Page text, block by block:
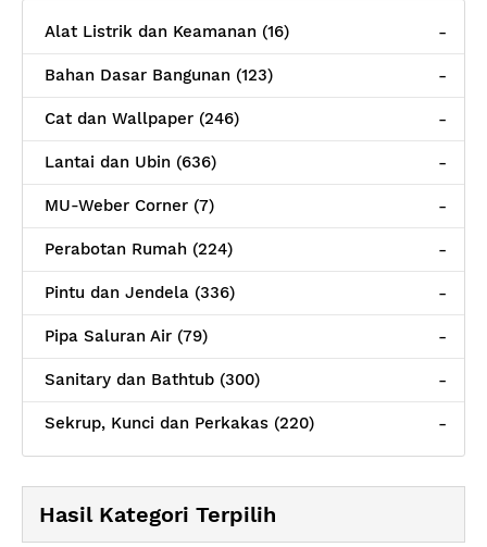
Alat Listrik dan Keamanan (16) -
Bahan Dasar Bangunan (123) -
Cat dan Wallpaper (246) -
Lantai dan Ubin (636) -
MU-Weber Corner (7) -
Perabotan Rumah (224) -
Pintu dan Jendela (336) -
Pipa Saluran Air (79) -
Sanitary dan Bathtub (300) -
Sekrup, Kunci dan Perkakas (220) -
Hasil Kategori Terpilih